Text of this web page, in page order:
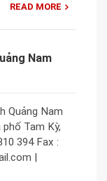
READ MORE
Nam
Quảng Nam
Tam Kỳ,
394 Fax :
|